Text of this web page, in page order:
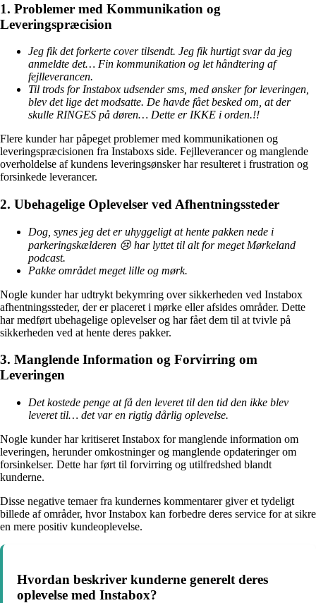
1. Problemer med Kommunikation og
Leveringspræcision
Jeg fik det forkerte cover tilsendt. Jeg fik hurtigt svar da jeg
anmeldte det… Fin kommunikation og let håndtering af
fejlleverancen.
Til trods for Instabox udsender sms, med ønsker for leveringen,
blev det lige det modsatte. De havde fået besked om, at der
skulle RINGES på døren… Dette er IKKE i orden.!!
Flere kunder har påpeget problemer med kommunikationen og
leveringspræcisionen fra Instaboxs side. Fejlleverancer og manglende
overholdelse af kundens leveringsønsker har resulteret i frustration og
forsinkede leverancer.
2. Ubehagelige Oplevelser ved Afhentningssteder
Dog, synes jeg det er uhyggeligt at hente pakken nede i
parkeringskælderen 😢 har lyttet til alt for meget Mørkeland
podcast.
Pakke området meget lille og mørk.
Nogle kunder har udtrykt bekymring over sikkerheden ved Instabox
afhentningssteder, der er placeret i mørke eller afsides områder. Dette
har medført ubehagelige oplevelser og har fået dem til at tvivle på
sikkerheden ved at hente deres pakker.
3. Manglende Information og Forvirring om
Leveringen
Det kostede penge at få den leveret til den tid den ikke blev
leveret til… det var en rigtig dårlig oplevelse.
Nogle kunder har kritiseret Instabox for manglende information om
leveringen, herunder omkostninger og manglende opdateringer om
forsinkelser. Dette har ført til forvirring og utilfredshed blandt
kunderne.
Disse negative temaer fra kundernes kommentarer giver et tydeligt
billede af områder, hvor Instabox kan forbedre deres service for at sikre
en mere positiv kundeoplevelse.
Hvordan beskriver kunderne generelt deres
oplevelse med Instabox?